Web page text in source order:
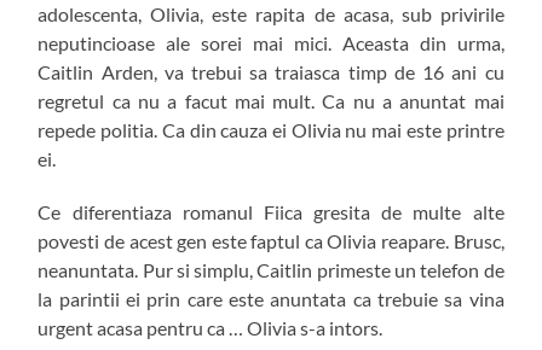
adolescenta, Olivia, este rapita de acasa, sub privirile
neputincioase ale sorei mai mici. Aceasta din urma,
Caitlin Arden, va trebui sa traiasca timp de 16 ani cu
regretul ca nu a facut mai mult. Ca nu a anuntat mai
repede politia. Ca din cauza ei Olivia nu mai este printre
ei.
Ce diferentiaza romanul Fiica gresita de multe alte
povesti de acest gen este faptul ca Olivia reapare. Brusc,
neanuntata. Pur si simplu, Caitlin primeste un telefon de
la parintii ei prin care este anuntata ca trebuie sa vina
urgent acasa pentru ca … Olivia s-a intors.